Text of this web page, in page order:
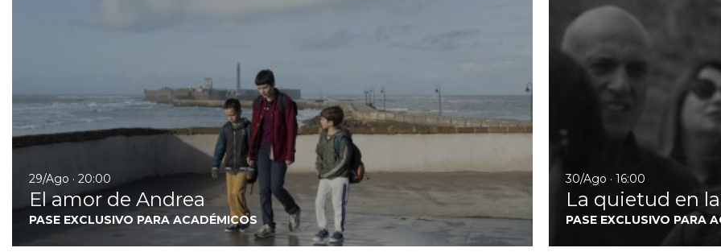
29/Ago · 20:00
El amor de Andrea
PASE EXCLUSIVO PARA ACADÉMICOS
30/Ago · 16:00
La quietud en
PASE EXCLUSIVO PARA